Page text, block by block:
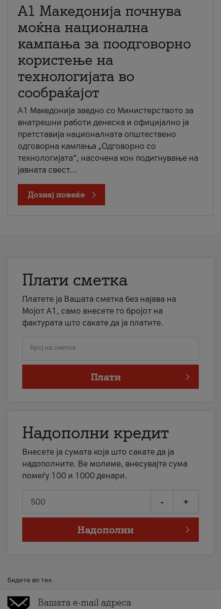
A1 Македонија почнува
моќна национална
кампања за поодговорно
користење на
технологијата во
сообраќајот
A1 Македонија заедно со Министерството за
внатрешни работи денеска и официјално ја
претставија националната општествено
одговорна кампања „Одговорно со
технологијата“, насочена кон подигнување на
јавната свест...
Дознај повеќе
Плати сметка
Платете ја Вашата сметка без најава на
Мојот А1, само внесете го бројот на
фактурата што сакате да ја платите.
Број на сметка
Плати
Надополни кредит
Внесете ја сумата која што сакате да ја
надополните. Ве молиме, внесувајте сума
помеѓу 100 и 1000 денари.
- +
Надополни
Бидете во тек